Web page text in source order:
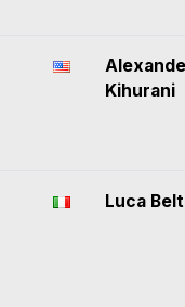
Kihurani
Luca